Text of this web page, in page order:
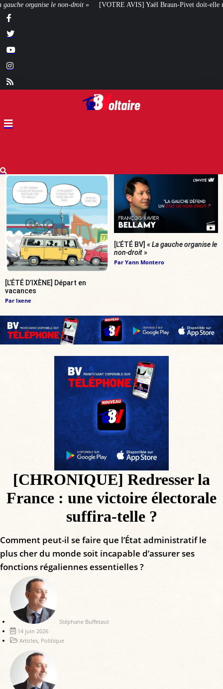
AVIS] Yaël Braun-Pivet doit-elle renoncer à son projet architectural ?
[L’ÉTÉ D’IXÈNE] Départ en
vacances
Par Ixene
[L’ÉTÉ BV] « La gauche organise le
non-droit»
Par Yann Montero
[CHRONIQUE] Redresser la
France : une victoire électorale
suffira-telle ?
Comment peut-il se faire que l’État administratif le
plus cher du monde soit incapable d’assurer ses
fonctions régaliennes essentielles ?
Stéphane Buffetaut
14 juin 2026
Articles, Politique